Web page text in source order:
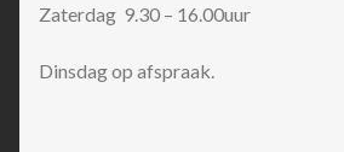
Zaterdag 9.30 – 16.00uur
Dinsdag op afspraak.